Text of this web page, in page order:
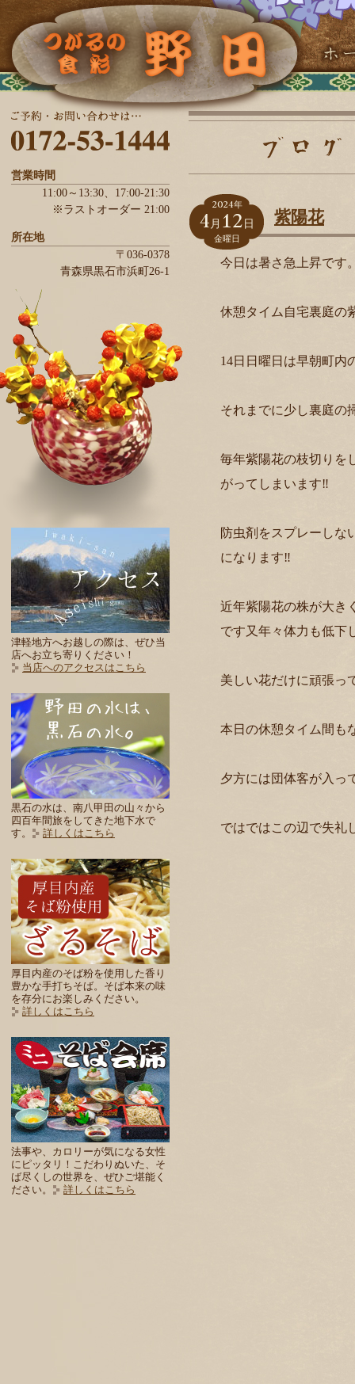
営業時間
11:00～13:30、 17:00-21:30
※ラストオーダー 21:00
所在地
〒036-0378
青森県黒石市浜町26-1
津軽地方へお越しの際は、ぜひ当
店へお立ち寄りください！
当店へのアクセスはこちら
黒石の水は、南八甲田の山々から
四百年間旅をしてきた地下水で
す。
詳しくはこちら
厚目内産のそば粉を使用した香り
豊かな手打ちそば。そば本来の味
を存分にお楽しみください。
詳しくはこちら
法事や、カロリーが気になる女性
にピッタリ！こだわりぬいた、そ
ば尽くしの世界を、ぜひご堪能く
ださい。
詳しくはこちら
2024年
4 月 12 日
金曜日
紫陽花
今日は暑さ急上昇です
休憩タイム自宅裏庭の
14日日曜日は早朝町内
それまでに少し裏庭の
毎年紫陽花の枝切りを
がってしまいます‼️
防虫剤をスプレーしな
になります‼️
近年紫陽花の株が大き
です又年々体力も低下
美しい花だけに頑張っ
本日の休憩タイム間も
夕方には団体客が入っ
ではではこの辺で失礼